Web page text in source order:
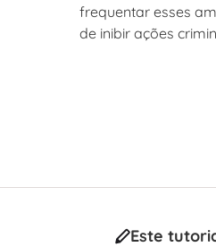
frequentar esses
de inibir ações
Este